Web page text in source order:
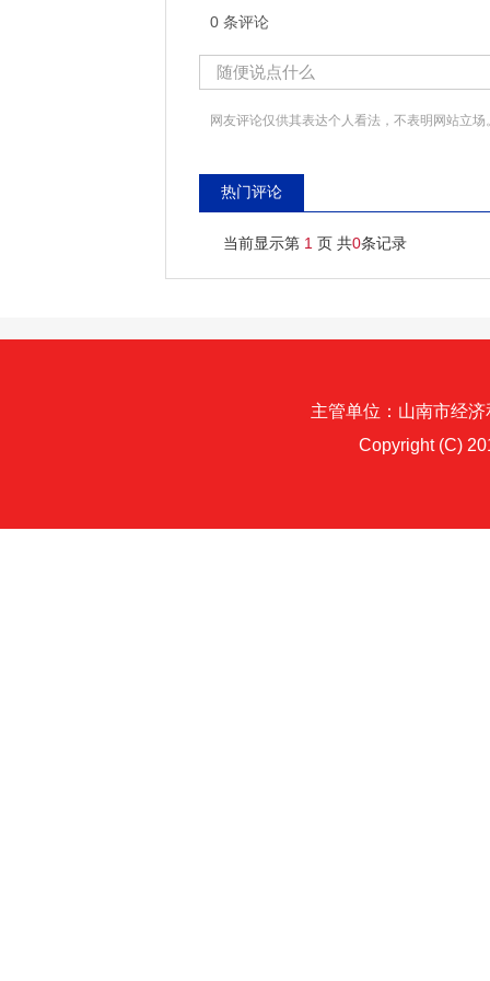
0 条评论
网友评论仅供其表达个人看法，不表明网站立场
热门评论
当前显示第 1 页 共0条记录
主管单位： 山南市经
Copyright (C)